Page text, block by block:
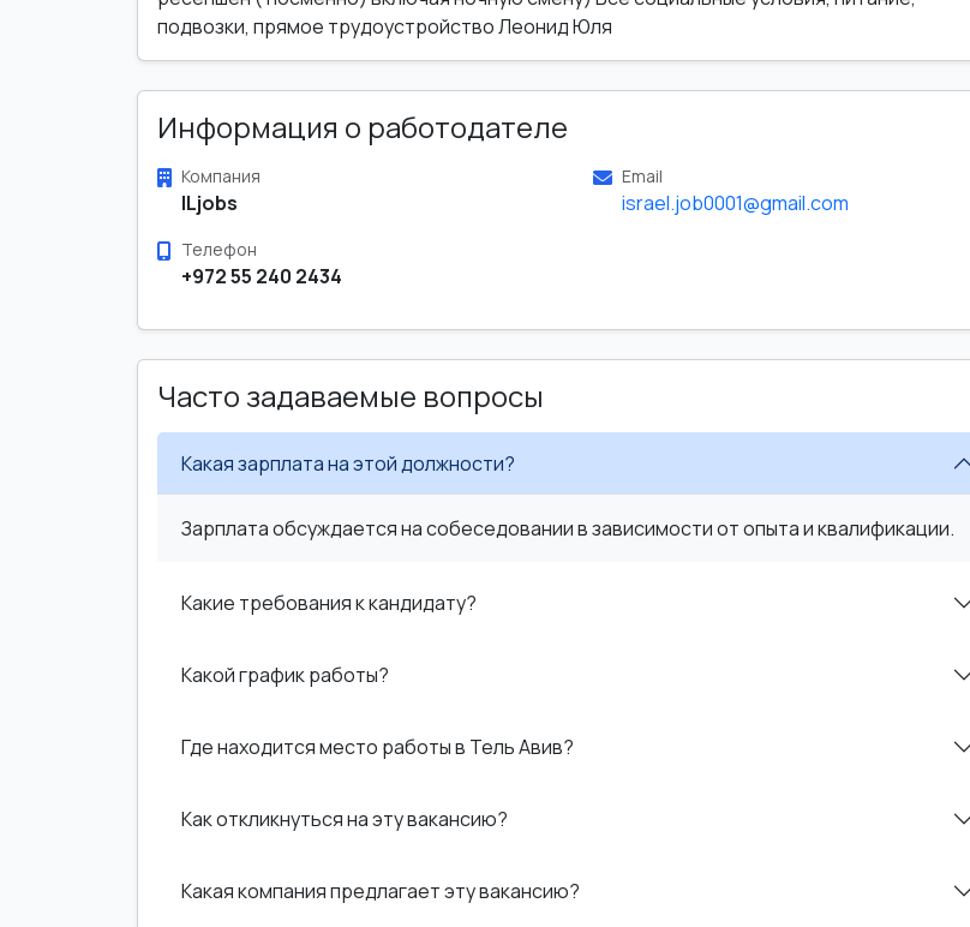
подвозки, прямое трудоустройство Леонид Юля
Информация о работодателе
Компания
ILjobs
Email
israel.job0001@gmail.com
Телефон
+972 55 240 2434
Часто задаваемые вопросы
Какая зарплата на этой должности?
Зарплата обсуждается на собеседовании в зависимости от опыта и квалификации.
Какие требования к кандидату?
Какой график работы?
Где находится место работы в Тель Авив?
Как откликнуться на эту вакансию?
Какая компания предлагает эту вакансию?